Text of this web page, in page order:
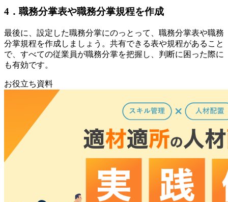
4．職務分掌表や職務分掌規程を作成
最後に、設定した職務分掌にのっとって、職務分掌表や職務
分掌規程を作成しましょう。共有できる表や規程があること
で、すべての従業員が職務分掌を把握し、判断に困った際に
も有効です。
お役立ち資料